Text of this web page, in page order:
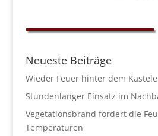
Neueste Beiträge
Wieder Feuer hinter dem
Stundenlanger Einsatz im
Vegetationsbrand fordert die
Temperaturen